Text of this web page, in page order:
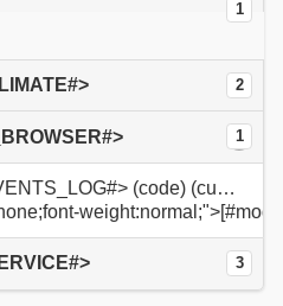
1
2
1
<#LANG_GENERAL_EVENTS_LOG#> (code) (custom)
3